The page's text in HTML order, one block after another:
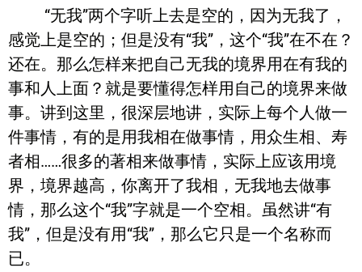
“无我”两个字听上去是空的，因为无我了，
感觉上是空的；但是没有“我”，这个“我”在不在？
还在。那么怎样来把自己无我的境界用在有我的
事和人上面？就是要懂得怎样用自己的境界来做
事。讲到这里，很深层地讲，实际上每个人做一
件事情，有的是用我相在做事情，用众生相、寿
者相……很多的著相来做事情，实际上应该用境
界，境界越高，你离开了我相，无我地去做事
情，那么这个“我”字就是一个空相。虽然讲“有
我”，但是没有用“我”，那么它只是一个名称而
已。